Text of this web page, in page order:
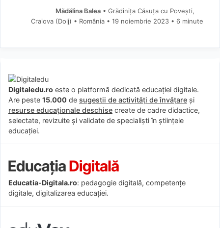
Mădălina Balea• Grădinița Căsuța cu Povești,
Craiova (Dolj) • România
19 noiembrie 2023 • 6 minute
Digitaledu.ro este o platformă dedicată educației digitale.
Are peste 15.000 de sugestii de activități de învățare și
resurse educaționale deschise create de cadre didactice,
selectate, revizuite și validate de specialiști în științele
educației.
Educatia-Digitala.ro: pedagogie digitală, competențe
digitale, digitalizarea educației.